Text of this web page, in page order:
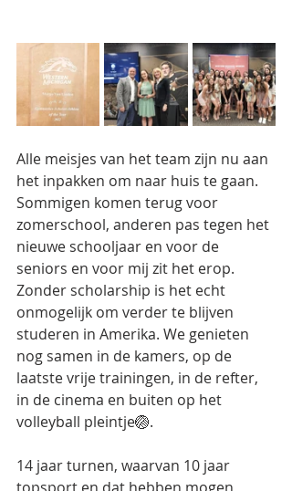
Alle meisjes van het team zijn nu aan
het inpakken om naar huis te gaan.
Sommigen komen terug voor
zomerschool, anderen pas tegen het
nieuwe schooljaar en voor de
seniors en voor mij zit het erop.
Zonder scholarship is het echt
onmogelijk om verder te blijven
studeren in Amerika. We genieten
nog samen in de kamers, op de
laatste vrije trainingen, in de refter,
in de cinema en buiten op het
volleyball pleintje🏐.
14 jaar turnen, waarvan 10 jaar